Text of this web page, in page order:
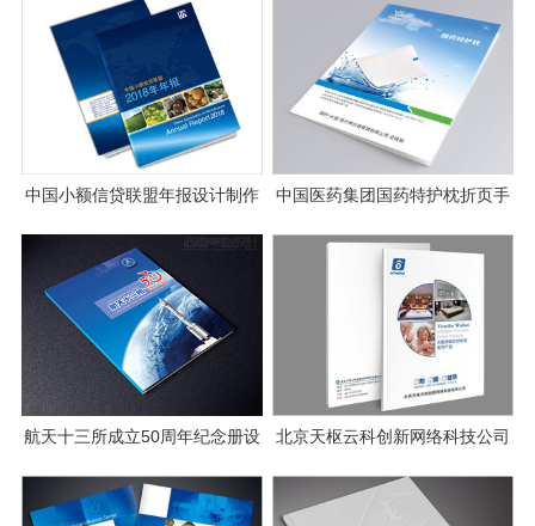
中国小额信贷联盟年报设计制作
中国医药集团国药特护枕折页手
航天十三所成立50周年纪念册设
北京天枢云科创新网络科技公司